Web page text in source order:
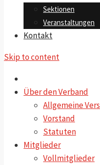
Sektionen
Veranstaltungen
Kontakt
Skip to content
Über den Verband
Allgemeine
Vorstand
Statuten
Mitglieder
Vollmitglieder